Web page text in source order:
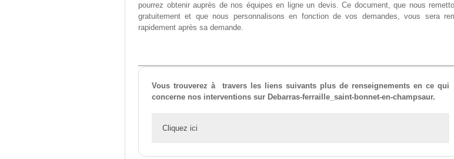
pourrez obtenir auprès de nos équipes en ligne un devis. Ce document, que nous
gratuitement et que nous personnalisons en fonction de vos demandes, vous sera
rapidement après sa demande.
Vous trouverez à travers les liens suivants plus de renseignements en ce qui
concerne nos interventions sur Debarras-ferraille_saint-bonnet-en-champsaur.
Cliquez ici